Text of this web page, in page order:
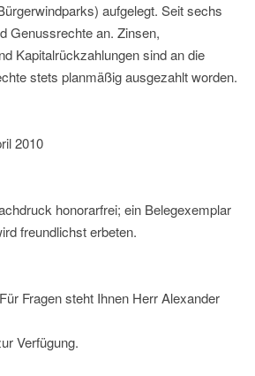
aufgelegt. Seit sechs
Genussrechte an. Zinsen,
Kapitalrückzahlungen sind an die
stets planmäßig ausgezahlt worden.
2010
honorarfrei; ein Belegexemplar
freundlichst erbeten.
Fragen steht Ihnen Herr Alexander
Verfügung.